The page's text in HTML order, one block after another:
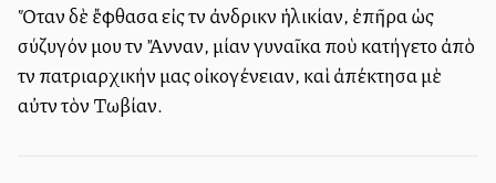
Ὅταν δὲ ἔφθασα εἰς τὴν ἀνδρικὴν ἡλικίαν, ἐπῆρα ὡς
σύζυγόν μου τὴν Ἄνναν, μίαν γυναῖκα ποὺ κατήγετο ἀπὸ
τὴν πατριαρχικήν μας οἰκογένειαν, καὶ ἀπέκτησα μὲ
αὐτὴν τὸν Τωβίαν.